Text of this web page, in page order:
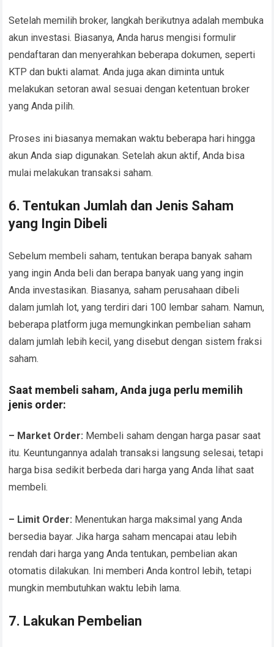
Setelah memilih broker, langkah berikutnya adalah membuka
akun investasi. Biasanya, Anda harus mengisi formulir
pendaftaran dan menyerahkan beberapa dokumen, seperti
KTP dan bukti alamat. Anda juga akan diminta untuk
melakukan setoran awal sesuai dengan ketentuan broker
yang Anda pilih.
Proses ini biasanya memakan waktu beberapa hari hingga
akun Anda siap digunakan. Setelah akun aktif, Anda bisa
mulai melakukan transaksi saham.
6. Tentukan Jumlah dan Jenis Saham
yang Ingin Dibeli
Sebelum membeli saham, tentukan berapa banyak saham
yang ingin Anda beli dan berapa banyak uang yang ingin
Anda investasikan. Biasanya, saham perusahaan dibeli
dalam jumlah lot, yang terdiri dari 100 lembar saham. Namun,
beberapa platform juga memungkinkan pembelian saham
dalam jumlah lebih kecil, yang disebut dengan sistem fraksi
saham.
Saat membeli saham, Anda juga perlu memilih
jenis order:
– Market Order: Membeli saham dengan harga pasar saat
itu. Keuntungannya adalah transaksi langsung selesai, tetapi
harga bisa sedikit berbeda dari harga yang Anda lihat saat
membeli.
– Limit Order: Menentukan harga maksimal yang Anda
bersedia bayar. Jika harga saham mencapai atau lebih
rendah dari harga yang Anda tentukan, pembelian akan
otomatis dilakukan. Ini memberi Anda kontrol lebih, tetapi
mungkin membutuhkan waktu lebih lama.
7. Lakukan Pembelian